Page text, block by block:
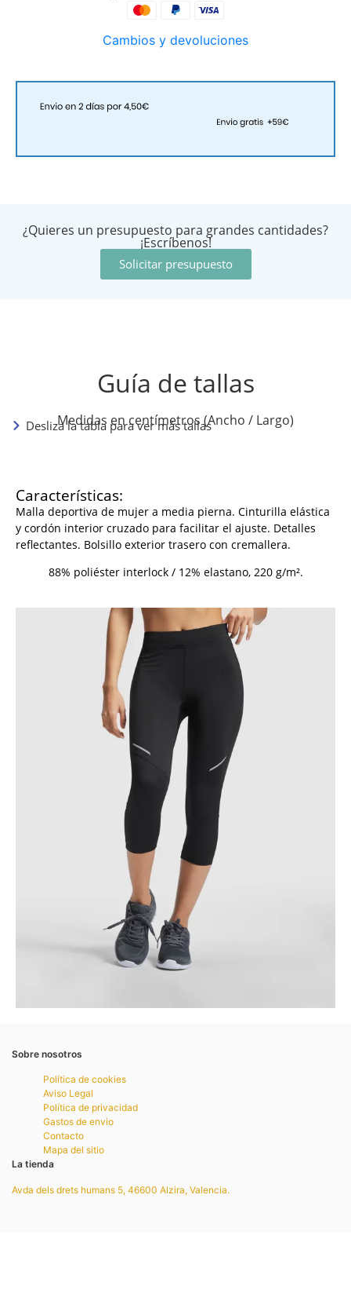
Cambios y devoluciones
¿Quieres un presupuesto para grandes cantidades?
¡Escríbenos!
Solicitar presupuesto
Guía de tallas
Medidas en centímetros (Ancho / Largo)
Desliza la tabla para ver más tallas
Características:
Malla deportiva de mujer a media pierna. Cinturilla elástica
y cordón interior cruzado para facilitar el ajuste. Detalles
reflectantes. Bolsillo exterior trasero con cremallera.
88% poliéster interlock / 12% elastano, 220 g/m².
Sobre nosotros
Política de cookies
Aviso Legal
Política de privacidad
Gastos de envio
Contacto
Mapa del sitio
La tienda
Avda dels drets humans 5, 46600 Alzira, Valencia.